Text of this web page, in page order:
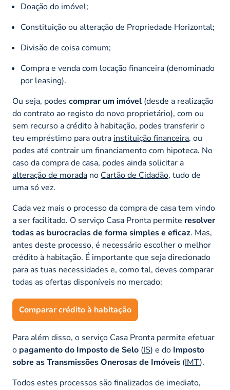
Doação do imóvel;
Constituição ou alteração de Propriedade Horizontal;
Divisão de coisa comum;
Compra e venda com locação financeira (denominado
por leasing).
Ou seja, podes comprar um imóvel (desde a realização
do contrato ao registo do novo proprietário), com ou
sem recurso a crédito à habitação, podes transferir o
teu empréstimo para outra instituição financeira, ou
podes até contrair um financiamento com hipoteca. No
caso da compra de casa, podes ainda solicitar a
alteração de morada no Cartão de Cidadão, tudo de
uma só vez.
Cada vez mais o processo da compra de casa tem vindo
a ser facilitado. O serviço Casa Pronta permite resolver
todas as burocracias de forma simples e eficaz. Mas,
antes deste processo, é necessário escolher o melhor
crédito à habitação. É importante que seja direcionado
para as tuas necessidades e, como tal, deves comparar
todas as ofertas disponíveis no mercado:
Comparar crédito à habitação
Para além disso, o serviço Casa Pronta permite efetuar
o pagamento do Imposto de Selo (IS) e do Imposto
sobre as Transmissões Onerosas de Imóveis (IMT).
Todos estes processos são finalizados de imediato,